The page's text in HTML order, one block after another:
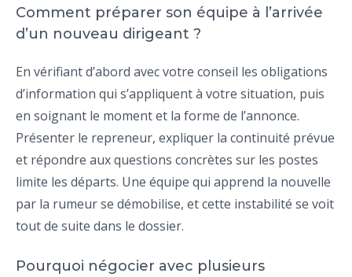
Comment préparer son équipe à l’arrivée
d’un nouveau dirigeant ?
En vérifiant d’abord avec votre conseil les obligations
d’information qui s’appliquent à votre situation, puis
en soignant le moment et la forme de l’annonce.
Présenter le repreneur, expliquer la continuité prévue
et répondre aux questions concrètes sur les postes
limite les départs. Une équipe qui apprend la nouvelle
par la rumeur se démobilise, et cette instabilité se voit
tout de suite dans le dossier.
Pourquoi négocier avec plusieurs